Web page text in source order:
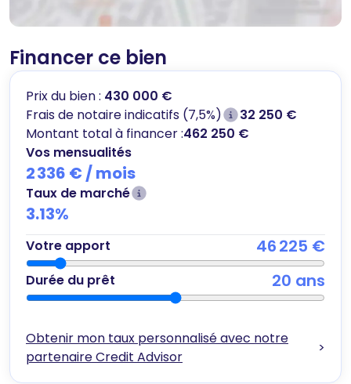
Financer ce bien
Prix du bien : 430 000 €
Frais de notaire indicatifs (7,5%)
32 250 €
Montant total à financer :462 250 €
Vos mensualités
2 336 € / mois
Taux de marché
3.13%
Votre apport 46 225 €
Durée du prêt 20 ans
Obtenir mon taux personnalisé avec notre
partenaire Credit Advisor
>